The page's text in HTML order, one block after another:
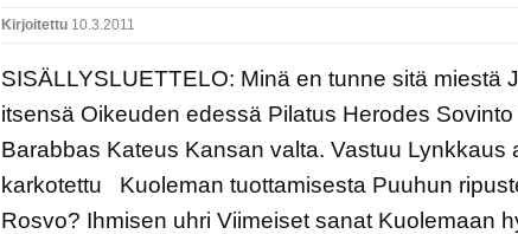
Kirjoitettu10.3.2011
SISÄLLYSLUETTELO: Minä en tunne sitä miestä
itsensä Oikeuden edessä Pilatus Herodes
Barabbas Kateus Kansan valta. Vastuu
karkotettu Kuoleman tuottamisesta Puuhun
Rosvo? Ihmisen uhri Viimeiset sanat Kuolemaan